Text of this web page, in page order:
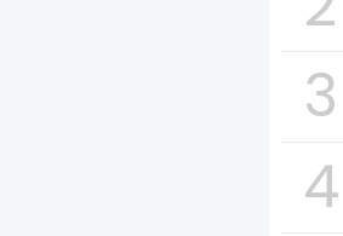
3
4